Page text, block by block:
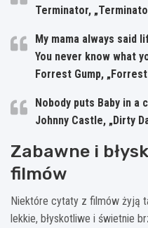
Terminator,
My mama always said
You never know what
Forrest Gump, „Forrest
Nobody puts Baby in a
Johnny Castle, „Dirty
Zabawne i
filmów
Niektóre cytaty z filmów żyją
lekkie, błyskotliwe i świetnie